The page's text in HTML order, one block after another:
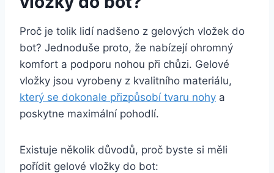
Proč je‌ tolik lidí ⁢nadšeno z ‍gelových vložek⁢ do‍
bot? Jednoduše proto, že⁢ nabízejí ohromný
komfort a podporu⁣ nohou⁢ při chůzi. Gelové⁤
vložky jsou vyrobeny z kvalitního materiálu,
který se dokonale přizpůsobí tvaru nohy a
poskytne maximální pohodlí.
Existuje několik důvodů, proč byste si měli
pořídit gelové vložky do ‍bot: